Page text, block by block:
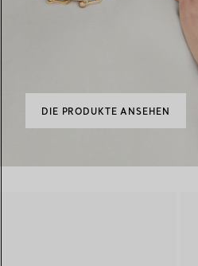
DIE PRODUKTE ANSEHEN